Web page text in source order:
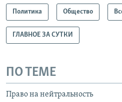
Политика Общество
ГЛАВНОЕ ЗА СУТКИ
ПО ТЕМЕ
Право на нейтральность